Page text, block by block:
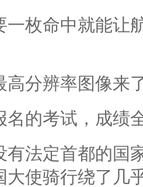
一枚命中就能让
高分辨率图像来
名的考试，成绩
有法定首都的国
大使骑行绕了几